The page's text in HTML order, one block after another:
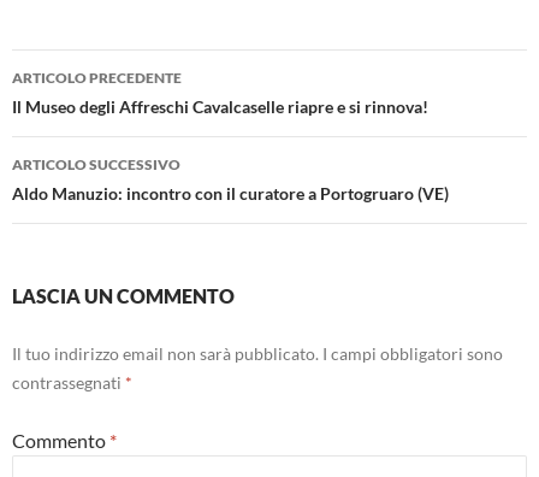
Navigazione
articolo
ARTICOLO PRECEDENTE
Il Museo degli Affreschi Cavalcaselle riapre e si rinnova!
ARTICOLO SUCCESSIVO
Aldo Manuzio: incontro con il curatore a Portogruaro (VE)
LASCIA UN COMMENTO
Il tuo indirizzo email non sarà pubblicato. I campi obbligatori sono
contrassegnati *
Commento *